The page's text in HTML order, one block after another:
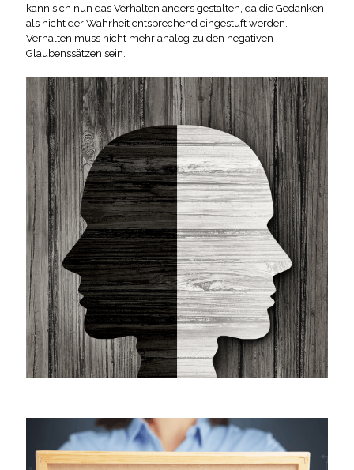
kann sich nun das Verhalten anders gestalten, da die Gedanken
als nicht der Wahrheit entsprechend eingestuft werden.
Verhalten muss nicht mehr analog zu den negativen
Glaubenssätzen sein.